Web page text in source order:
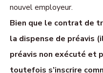
nouvel employeur.
Bien que le contrat de
la dispense de préavis
préavis non exécuté et
toutefois s’inscrire